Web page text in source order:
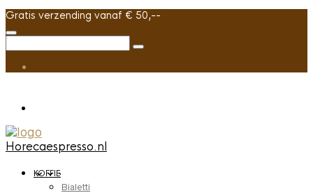
Gratis verzending vanaf € 50,--
Horecaespresso.nl
KOFFIE
Bialetti